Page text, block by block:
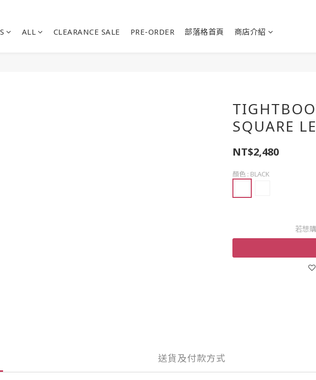
ALL CLEARANCE SALE PRE-ORDER 部落格首頁 商店介紹
SQUARE
NT$2,480
顏色 : BLACK
若想
送貨及付款方式